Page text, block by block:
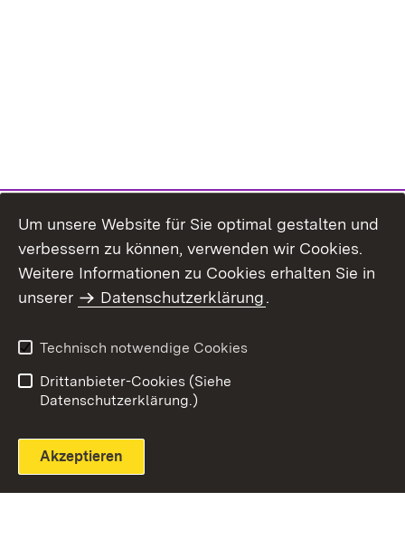
Themenübersicht
Um unsere Website für Sie optimal gestalten und
verbessern zu können, verwenden wir Cookies.
Weitere Informationen zu Cookies erhalten Sie in
unserer
Datenschutzerklärung.
Technisch notwendige Cookies
Drittanbieter-Cookies (Siehe
Datenschutzerklärung.)
Akzeptieren